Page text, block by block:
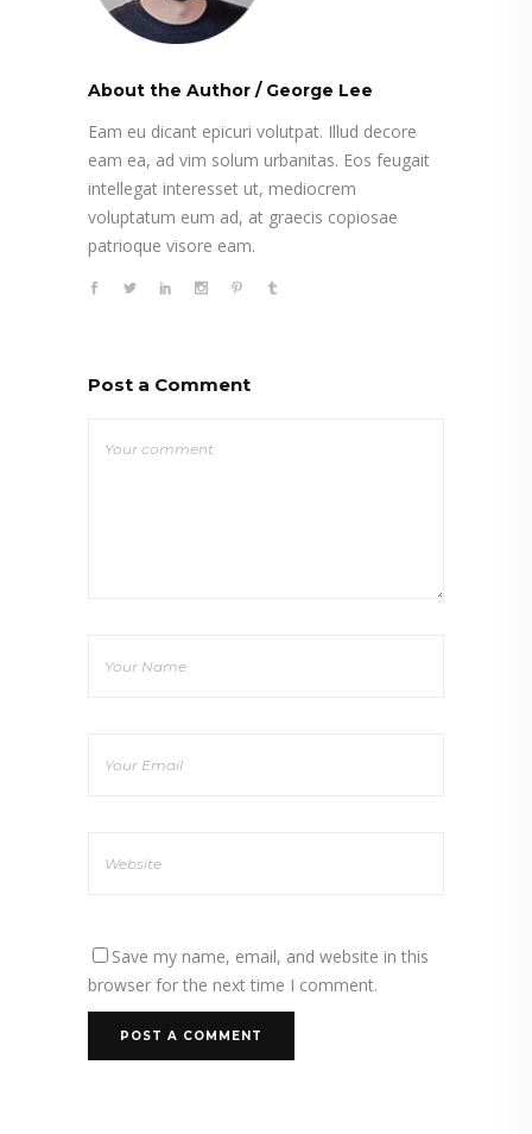
About the Author / George Lee
Eam eu dicant epicuri volutpat. Illud decore
eam ea, ad vim solum urbanitas. Eos feugait
intellegat interesset ut, mediocrem
voluptatum eum ad, at graecis copiosae
patrioque visore eam.
Post a Comment
Save my name, email, and website in this
browser for the next time I comment.